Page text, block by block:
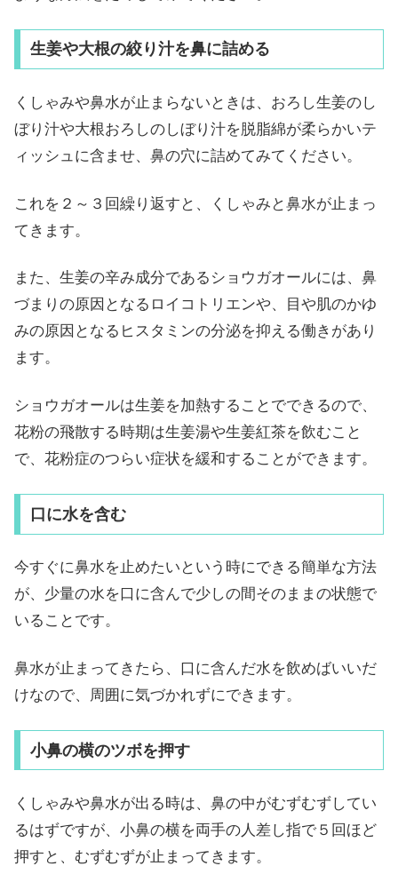
生姜や大根の絞り汁を鼻に詰める
くしゃみや鼻水が止まらないときは、おろし生姜のし
ぼり汁や大根おろしのしぼり汁を脱脂綿が柔らかいテ
ィッシュに含ませ、鼻の穴に詰めてみてください。
これを２～３回繰り返すと、くしゃみと鼻水が止まっ
てきます。
また、生姜の辛み成分であるショウガオールには、鼻
づまりの原因となるロイコトリエンや、目や肌のかゆ
みの原因となるヒスタミンの分泌を抑える働きがあり
ます。
ショウガオールは生姜を加熱することでできるので、
花粉の飛散する時期は生姜湯や生姜紅茶を飲むこと
で、花粉症のつらい症状を緩和することができます。
口に水を含む
今すぐに鼻水を止めたいという時にできる簡単な方法
が、少量の水を口に含んで少しの間そのままの状態で
いることです。
鼻水が止まってきたら、口に含んだ水を飲めばいいだ
けなので、周囲に気づかれずにできます。
小鼻の横のツボを押す
くしゃみや鼻水が出る時は、鼻の中がむずむずしてい
るはずですが、小鼻の横を両手の人差し指で５回ほど
押すと、むずむずが止まってきます。